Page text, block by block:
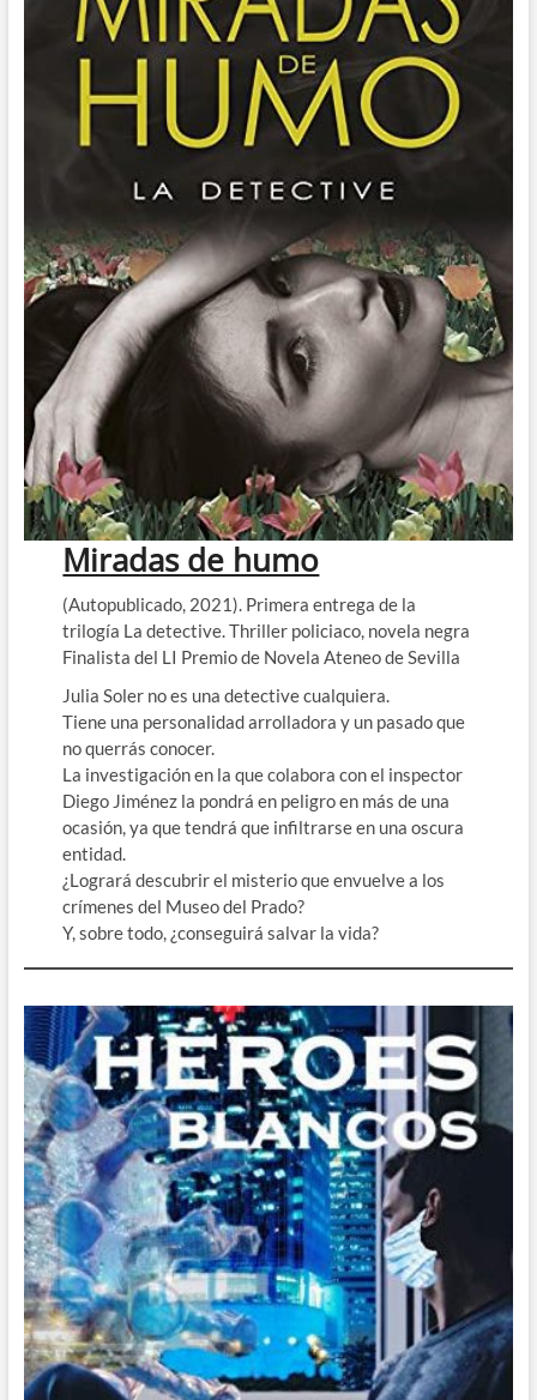
Miradas de humo
(Autopublicado, 2021). Primera entrega de la
trilogía La detective. Thriller policiaco, novela negra
Finalista del LI Premio de Novela Ateneo de Sevilla
Julia Soler no es una detective cualquiera.
Tiene una personalidad arrolladora y un pasado que
no querrás conocer.
La investigación en la que colabora con el inspector
Diego Jiménez la pondrá en peligro en más de una
ocasión, ya que tendrá que infiltrarse en una oscura
entidad.
¿Logrará descubrir el misterio que envuelve a los
crímenes del Museo del Prado?
Y, sobre todo, ¿conseguirá salvar la vida?